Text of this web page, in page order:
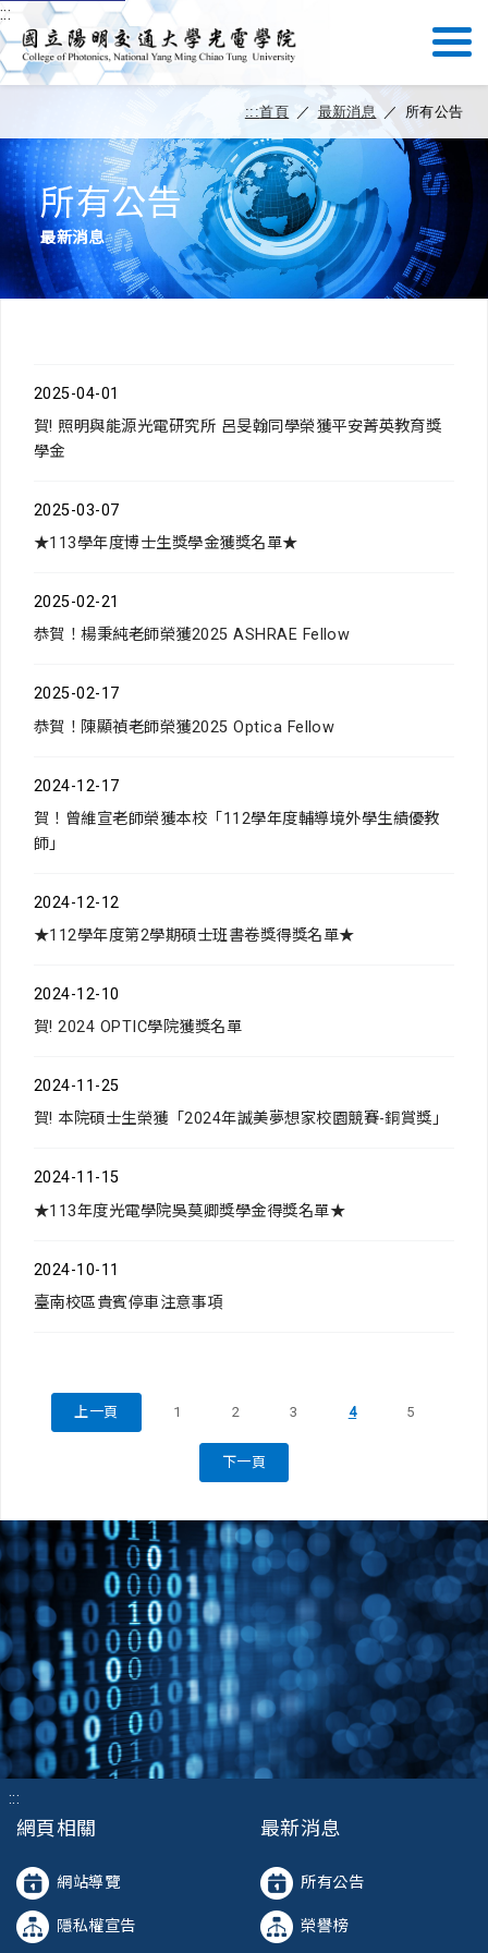
:::
:::首頁 ／ 最新消息 ／ 所有公告
所有公告
最新消息
2025-04-01
賀! 照明與能源光電研究所 呂旻翰同學榮獲平安菁英教育獎
學金
2025-03-07
★113學年度博士生獎學金獲獎名單★
2025-02-21
恭賀！楊秉純老師榮獲2025 ASHRAE Fellow
2025-02-17
恭賀！陳顯禎老師榮獲2025 Optica Fellow
2024-12-17
賀！曾維宣老師榮獲本校「112學年度輔導境外學生績優教
師」
2024-12-12
★112學年度第2學期碩士班書卷獎得獎名單★
2024-12-10
賀! 2024 OPTIC學院獲獎名單
2024-11-25
賀! 本院碩士生榮獲「2024年誠美夢想家校園競賽-銅賞獎」
2024-11-15
★113年度光電學院吳莫卿獎學金得獎名單★
2024-10-11
臺南校區貴賓停車注意事項
上一頁 1 2 3 4 5
下一頁
:::
網頁相關
網站導覽
隱私權宣告
最新消息
所有公告
榮譽榜